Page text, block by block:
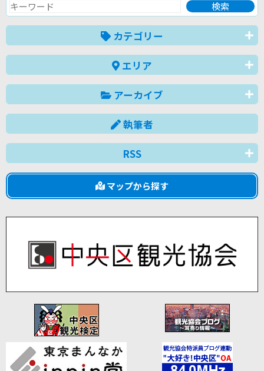
カテゴリー
エリア
アーカイブ
執筆者
RSS
マップから探す